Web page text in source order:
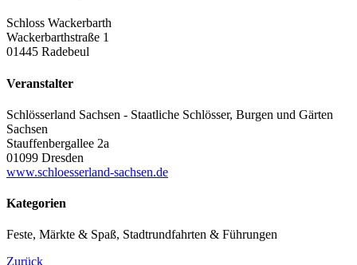
Schloss Wackerbarth
Wackerbarthstraße 1
01445 Radebeul
Veranstalter
Schlösserland Sachsen - Staatliche Schlösser, Burgen und Gärten
Sachsen
Stauffenbergallee 2a
01099 Dresden
www.schloesserland-sachsen.de
Kategorien
Feste, Märkte & Spaß, Stadtrundfahrten & Führungen
Zurück